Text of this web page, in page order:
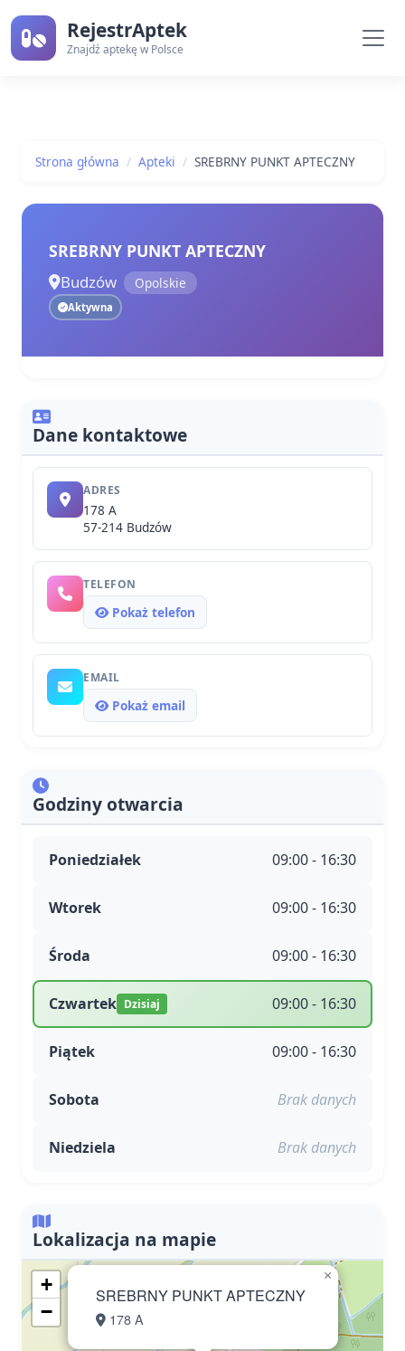
RejestrAptek
Znajdź aptekę w Polsce
Strona główna Apteki SREBRNY PUNKT APTECZNY
SREBRNY PUNKT APTECZNY
Budzów Opolskie
Aktywna
Dane kontaktowe
ADRES
178 A
57-214 Budzów
TELEFON
Pokaż telefon
EMAIL
Pokaż email
Godziny otwarcia
Poniedziałek 09:00 - 16:30
Wtorek 09:00 - 16:30
Środa 09:00 - 16:30
Czwartek Dzisiaj 09:00 - 16:30
Piątek 09:00 - 16:30
Sobota Brak danych
Niedziela Brak danych
Lokalizacja na mapie
SREBRNY PUNKT APTECZNY
178 A
×
+
−